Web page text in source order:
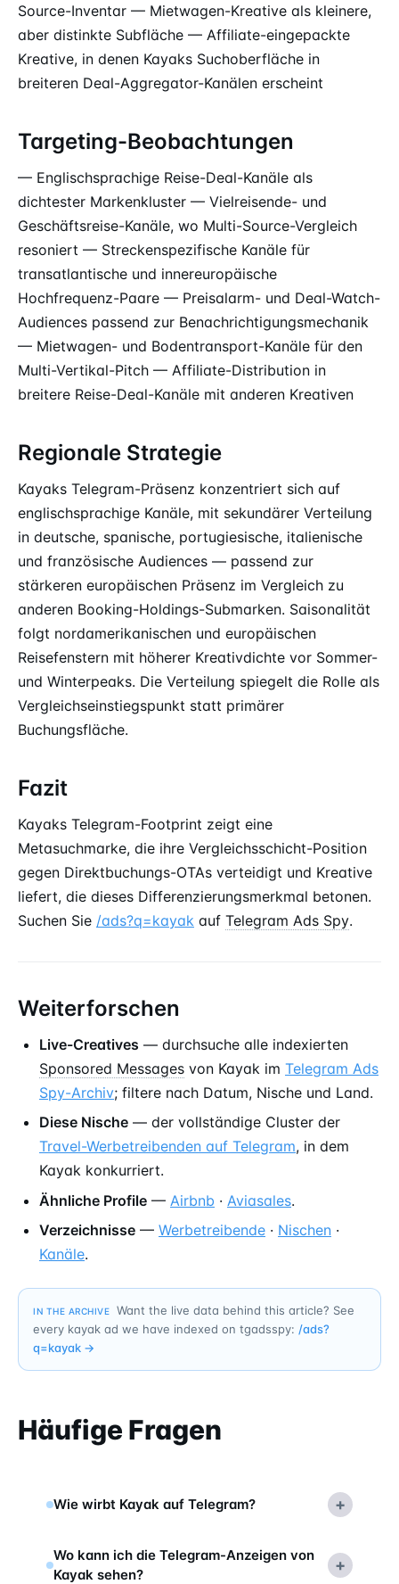
Source-Inventar — Mietwagen-Kreative als kleinere,
aber distinkte Subfläche — Affiliate-eingepackte
Kreative, in denen Kayaks Suchoberfläche in
breiteren Deal-Aggregator-Kanälen erscheint
Targeting-Beobachtungen
— Englischsprachige Reise-Deal-Kanäle als
dichtester Markenkluster — Vielreisende- und
Geschäftsreise-Kanäle, wo Multi-Source-Vergleich
resoniert — Streckenspezifische Kanäle für
transatlantische und innereuropäische
Hochfrequenz-Paare — Preisalarm- und Deal-Watch-
Audiences passend zur Benachrichtigungsmechanik
— Mietwagen- und Bodentransport-Kanäle für den
Multi-Vertikal-Pitch — Affiliate-Distribution in
breitere Reise-Deal-Kanäle mit anderen Kreativen
Regionale Strategie
Kayaks Telegram-Präsenz konzentriert sich auf
englischsprachige Kanäle, mit sekundärer Verteilung
in deutsche, spanische, portugiesische, italienische
und französische Audiences — passend zur
stärkeren europäischen Präsenz im Vergleich zu
anderen Booking-Holdings-Submarken. Saisonalität
folgt nordamerikanischen und europäischen
Reisefenstern mit höherer Kreativdichte vor Sommer-
und Winterpeaks. Die Verteilung spiegelt die Rolle als
Vergleichseinstiegspunkt statt primärer
Buchungsfläche.
Fazit
Kayaks Telegram-Footprint zeigt eine
Metasuchmarke, die ihre Vergleichsschicht-Position
gegen Direktbuchungs-OTAs verteidigt und Kreative
liefert, die dieses Differenzierungsmerkmal betonen.
Suchen Sie /ads?q=kayak auf Telegram Ads Spy.
Weiterforschen
Live-Creatives — durchsuche alle indexierten
Sponsored Messages von Kayak im Telegram Ads
Spy-Archiv; filtere nach Datum, Nische und Land.
Diese Nische — der vollständige Cluster der
Travel-Werbetreibenden auf Telegram, in dem
Kayak konkurriert.
Ähnliche Profile — Airbnb · Aviasales.
Verzeichnisse — Werbetreibende · Nischen ·
Kanäle.
IN THE ARCHIVE
Want the live data behind this article? See
every kayak ad we have indexed on tgadsspy: /ads?
q=kayak →
Häufige Fragen
Wie wirbt Kayak auf Telegram? +
Wo kann ich die Telegram-Anzeigen von
Kayak sehen?
+